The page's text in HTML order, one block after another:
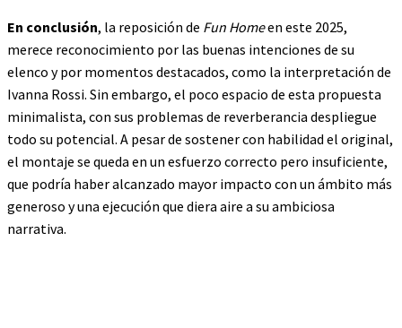
En conclusión, la reposición de Fun Homeen este 2025,
merece reconocimiento por las buenas intenciones de su
elenco y por momentos destacados, como la interpretación de
Ivanna Rossi. Sin embargo, el poco espacio de esta propuesta
minimalista, con sus problemas de reverberancia despliegue
todo su potencial. A pesar de sostener con habilidad el original,
el montaje se queda en un esfuerzo correcto pero insuficiente,
que podría haber alcanzado mayor impacto con un ámbito más
generoso y una ejecución que diera aire a su ambiciosa
narrativa.